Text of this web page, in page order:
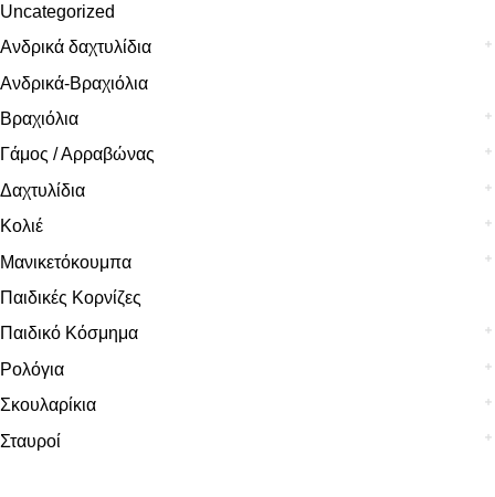
Uncategorized
Ανδρικά δαχτυλίδια
Ανδρικά-Βραχιόλια
Βραχιόλια
Γάμος / Αρραβώνας
Δαχτυλίδια
Κολιέ
Μανικετόκουμπα
Παιδικές Κορνίζες
Παιδικό Κόσμημα
Ρολόγια
Σκουλαρίκια
Σταυροί